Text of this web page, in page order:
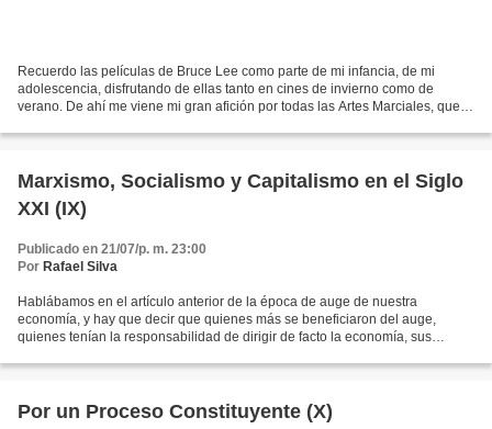
Recuerdo las películas de Bruce Lee como parte de mi infancia, de mi
adolescencia, disfrutando de ellas tanto en cines de invierno como de
verano. De ahí me viene mi gran afición por todas las Artes Marciales, que
Marxismo, Socialismo y Capitalismo en el Siglo
XXI (IX)
Publicado en 21/07/p. m. 23:00
Por Rafael Silva
Hablábamos en el artículo anterior de la época de auge de nuestra
economía, y hay que decir que quienes más se beneficiaron del auge,
quienes tenían la responsabilidad de dirigir de facto la economía, sus
Por un Proceso Constituyente (X)